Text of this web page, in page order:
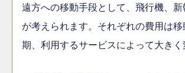
遠方への移動手段として、飛行機、
が考えられます。それぞれの費用は
期、利用するサービスによって大きく